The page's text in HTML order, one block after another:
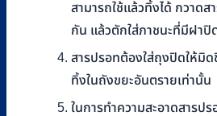
สามารถใช้แล้วทิ้งได้ กวาด
กัน แล้วตักใส่ภาชนะที่มีฝาปิ
สารปรอทต้องใส่ถุงปิดให้มิ
ทิ้งในถังขยะอันตรายเท่านั้น
ในการทำความสะอาดสารป